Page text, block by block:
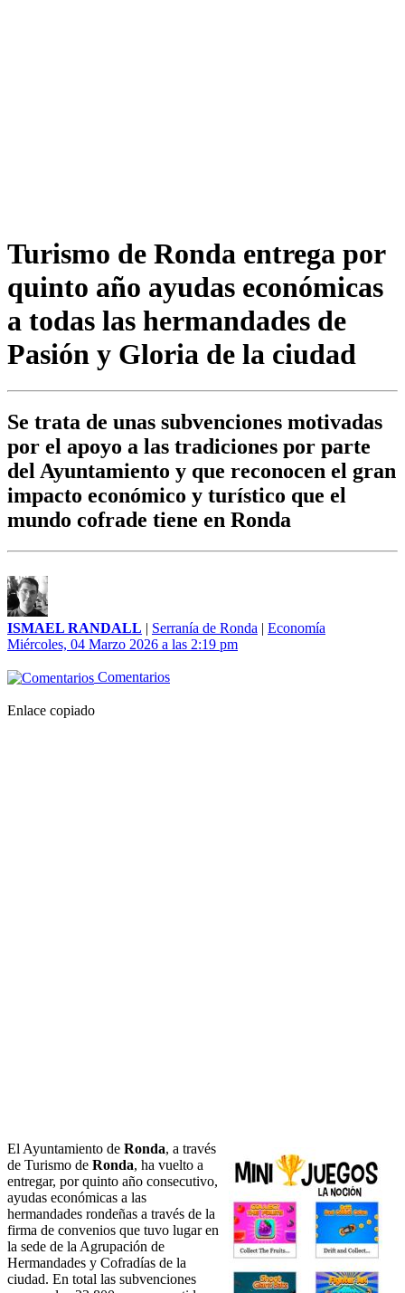
Turismo de Ronda entrega por
quinto año ayudas económicas
a todas las hermandades de
Pasión y Gloria de la ciudad
Se trata de unas subvenciones motivadas
por el apoyo a las tradiciones por parte
del Ayuntamiento y que reconocen el gran
impacto económico y turístico que el
mundo cofrade tiene en Ronda
ISMAEL RANDALL | Serranía de Ronda | Economía
Miércoles, 04 Marzo 2026 a las 2:19 pm
Comentarios
Enlace copiado
El Ayuntamiento de Ronda, a través
de Turismo de Ronda, ha vuelto a
entregar, por quinto año consecutivo,
ayudas económicas a las
hermandades rondeñas a través de la
firma de convenios que tuvo lugar en
la sede de la Agrupación de
Hermandades y Cofradías de la
ciudad. En total las subvenciones